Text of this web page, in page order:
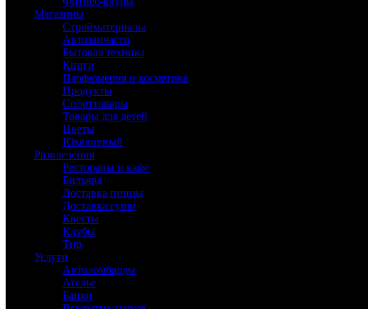
Магазины
Стройматериалы
Автозапчасти
Бытовая техника
Книги
Парфюмерия и косметика
Продукты
Спорттовары
Товары для детей
Цветы
Ювелирный
Развлечения
Рестораны и кафе
Бильярд
Доставка пиццы
Доставка суши
Квесты
Клубы
Тир
Услуги
Автоломбарды
Ателье
Банки